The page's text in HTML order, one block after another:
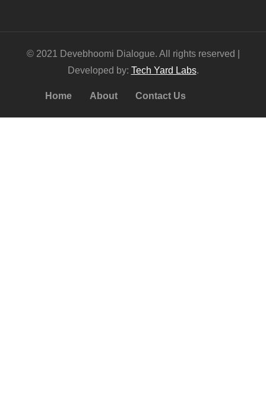
© 2021 Devebhoomi Dialogue. All rights reserved |
Developed by: Tech Yard Labs.
Home About Contact Us